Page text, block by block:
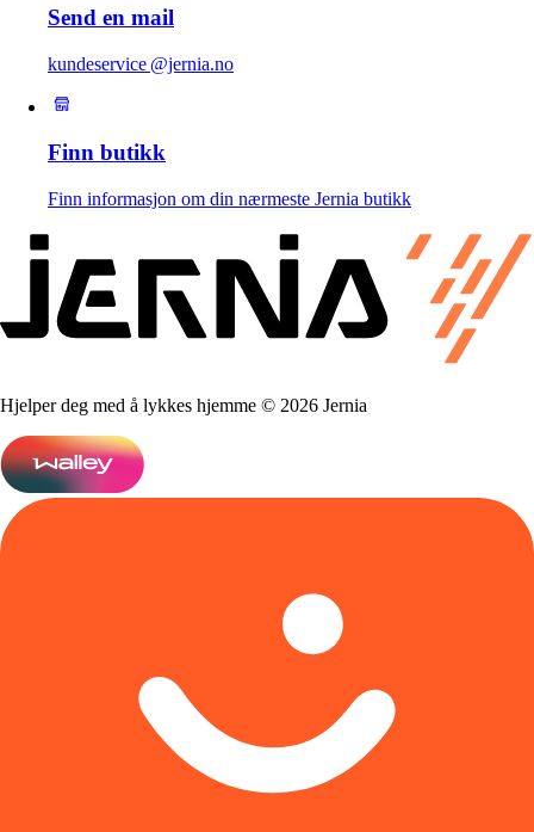
Send en mail
kundeservice @jernia.no
Finn butikk
Finn informasjon om din nærmeste Jernia butikk
Hjelper deg med å lykkes hjemme © 2026 Jernia